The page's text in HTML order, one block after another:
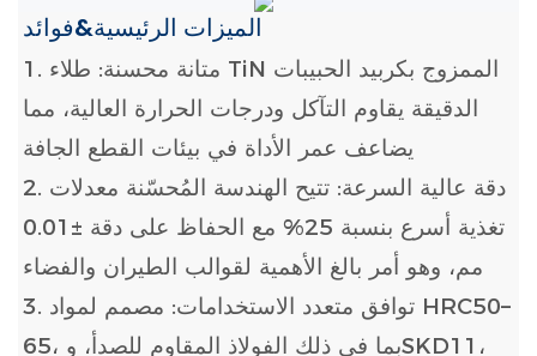
الميزات الرئيسية&فوائد
1. متانة محسنة: طلاء TiN الممزوج بكربيد الحبيبات
الدقيقة يقاوم التآكل ودرجات الحرارة العالية، مما
2. دقة عالية السرعة: تتيح الهندسة المُحسّنة معدلات
تغذية أسرع بنسبة 25% مع الحفاظ على دقة ±0.01
3. توافق متعدد الاستخدامات: مصمم لمواد HRC50–
65، بما في ذلك الفولاذ المقاوم للصدأ، وSKD11،